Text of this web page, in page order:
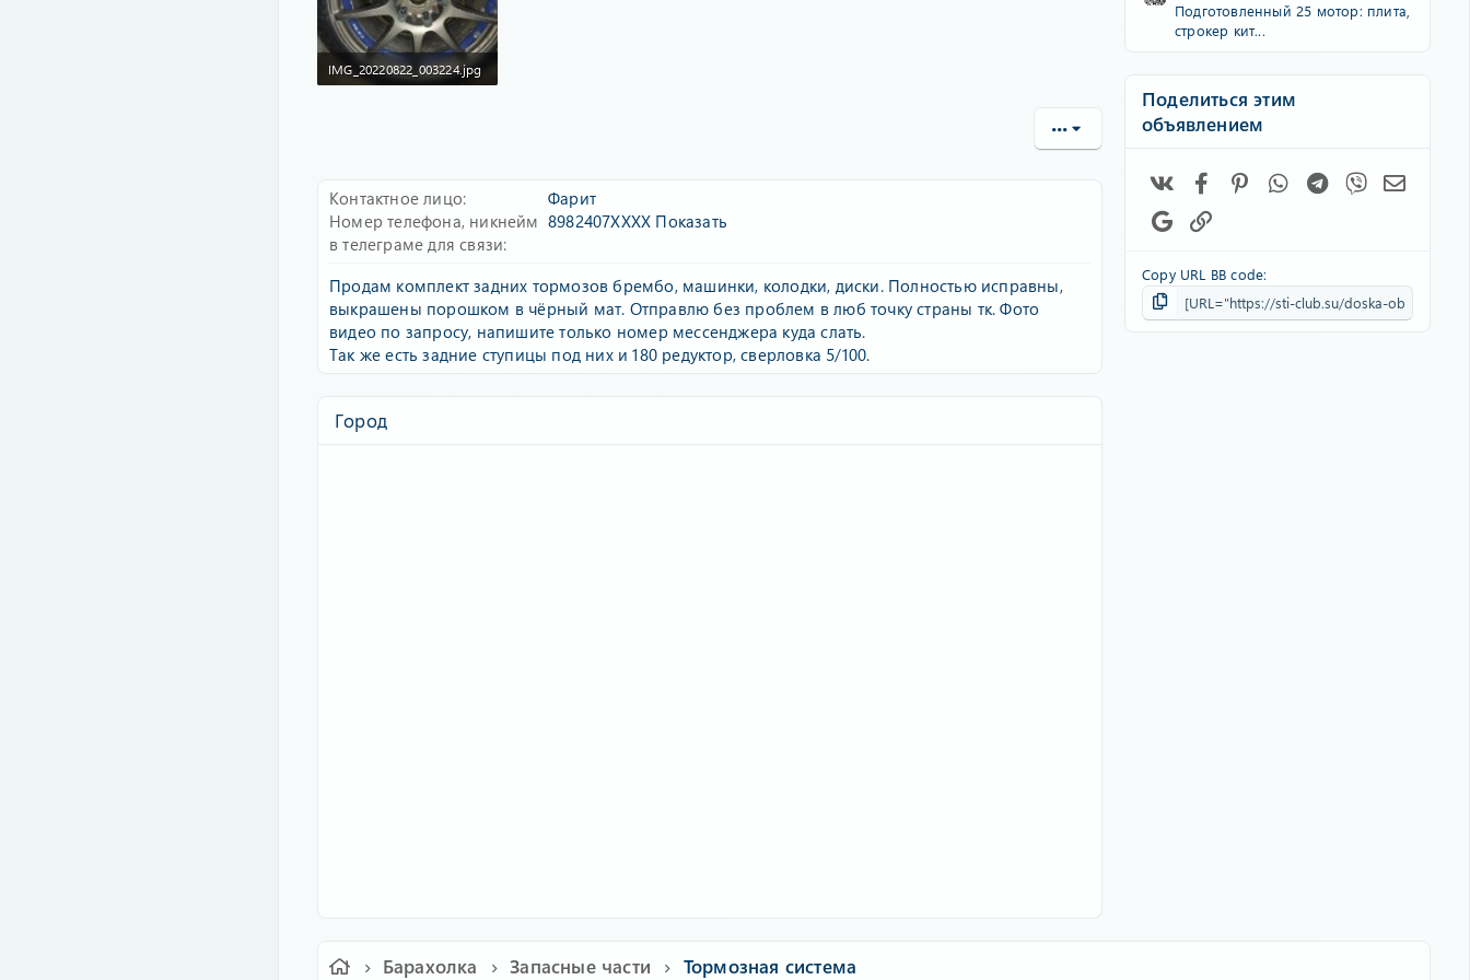
IMG_20220822_003224.jpg
•••
Контактное лицо
Фарит
Номер телефона, никнейм
в телеграме для связи
8982407XXXX Показать
Продам комплект задних тормозов брембо, машинки, колодки, диски. Полностью исправны,
выкрашены порошком в чёрный мат. Отправлю без проблем в люб точку страны тк. Фото
видео по запросу, напишите только номер мессенджера куда слать.
Так же есть задние ступицы под них и 180 редуктор, сверловка 5/100.
Город
Подготовленный 25 мотор: плита,
строкер кит...
Поделиться этим
объявлением
FacebookPinterestWhatsAppTelegram
Viber
Google
Copy URL BB code
Барахолка Запасные части Тормозная система